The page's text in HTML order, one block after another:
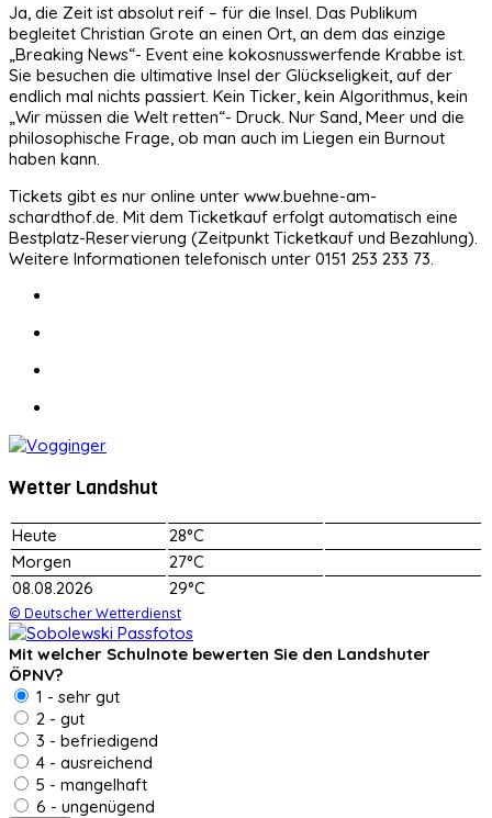
Ja, die Zeit ist absolut reif – für die Insel. Das Publikum
begleitet Christian Grote an einen Ort, an dem das einzige
„Breaking News“- Event eine kokosnusswerfende Krabbe ist.
Sie besuchen die ultimative Insel der Glückseligkeit, auf der
endlich mal nichts passiert. Kein Ticker, kein Algorithmus, kein
„Wir müssen die Welt retten“- Druck. Nur Sand, Meer und die
philosophische Frage, ob man auch im Liegen ein Burnout
haben kann.
Tickets gibt es nur online unter www.buehne-am-
schardthof.de. Mit dem Ticketkauf erfolgt automatisch eine
Bestplatz-Reservierung (Zeitpunkt Ticketkauf und Bezahlung).
Weitere Informationen telefonisch unter 0151 253 233 73.
Wetter Landshut
Heute
28°C
Morgen
27°C
08.08.2026
29°C
© Deutscher Wetterdienst
Mit welcher Schulnote bewerten Sie den Landshuter
ÖPNV?
1 - sehr gut
2 - gut
3 - befriedigend
4 - ausreichend
5 - mangelhaft
6 - ungenügend